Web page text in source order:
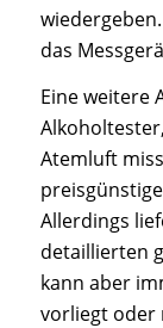
das
Eine weitere
Atemluft
Allerdings
detaillierten
kann aber
vorliegt oder